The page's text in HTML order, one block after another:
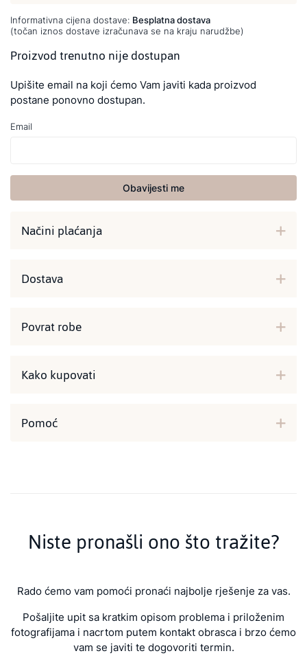
Informativna cijena dostave: Besplatna dostava
(točan iznos dostave izračunava se na kraju narudžbe)
Proizvod trenutno nije dostupan
Upišite email na koji ćemo Vam javiti kada proizvod
postane ponovno dostupan.
Email
Obavijesti me
Načini plaćanja
Dostava
Povrat robe
Kako kupovati
Pomoć
Niste pronašli ono što tražite?
Rado ćemo vam pomoći pronaći najbolje rješenje za vas.
Pošaljite upit sa kratkim opisom problema i priloženim
fotografijama i nacrtom putem kontakt obrasca i brzo ćemo
vam se javiti te dogovoriti termin.